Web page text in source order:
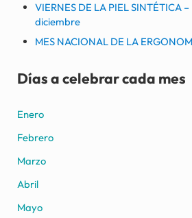
VIERNES DE LA PIEL SINTÉTICA
diciembre
MES NACIONAL DE LA
Días a celebrar cada mes
Enero
Febrero
Marzo
Abril
Mayo